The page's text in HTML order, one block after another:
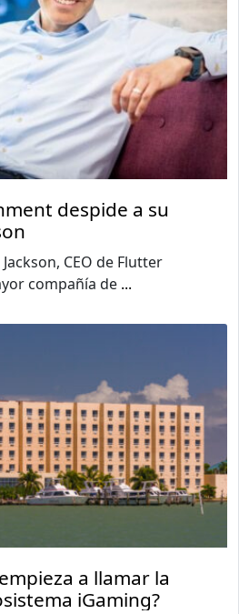
despide a su
CEO de Flutter
compañía de ...
a llamar la
iGaming?